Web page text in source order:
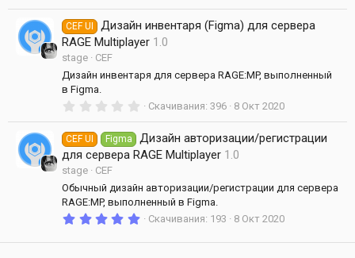
0
з
в
з
д
CEF UI
Дизайн инвентаря (Figma) для сервера
RAGE Multiplayer 1.0
stage
CEF
Дизайн инвентаря для сервера RAGE:MP, выполненный
в Figma.
0
0
з
в
з
д
Скачивания 396 8 Окт 2020
CEF UI Figma
Дизайн авторизации/регистрации
для сервера RAGE Multiplayer 1.0
stage
CEF
Обычный дизайн авторизации/регистрации для сервера
RAGE:MP, выполненный в Figma.
5
0
Скачивания 193 8 Окт 2020